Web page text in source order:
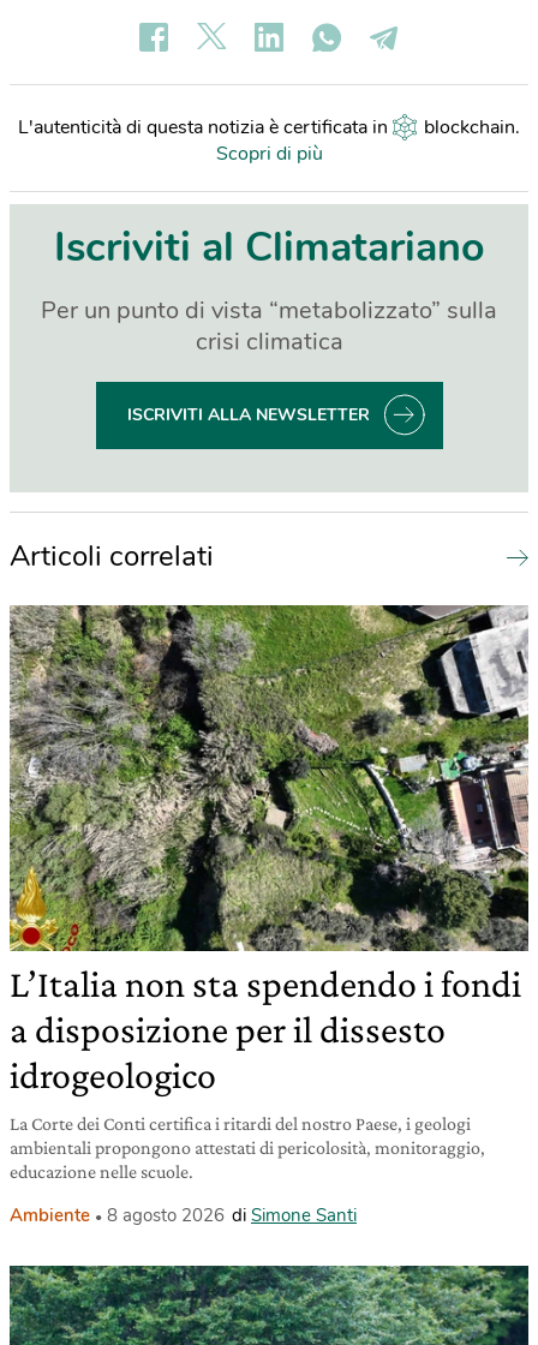
L'autenticità di questa notizia è certificata in blockchain.
Scopri di più
Iscriviti al Climatariano
Per un punto di vista “metabolizzato” sulla
crisi climatica
ISCRIVITI ALLA NEWSLETTER
Articoli correlati
L’Italia non sta spendendo i fondi
a disposizione per il dissesto
idrogeologico
La Corte dei Conti certifica i ritardi del nostro Paese, i geologi
ambientali propongono attestati di pericolosità, monitoraggio,
educazione nelle scuole.
Ambiente 8 agosto 2026 di Simone Santi